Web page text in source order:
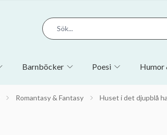
Barnböcker Poesi Humor
Romantasy & Fantasy Huset i det djupblå